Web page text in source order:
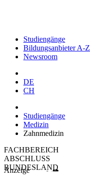
Studiengänge
Bildungsanbieter A-Z
Newsroom
DE
CH
Studiengänge
Medizin
Zahnmedizin
FACHBEREICH
ABSCHLUSS
BUNDESLAND
Anzeige